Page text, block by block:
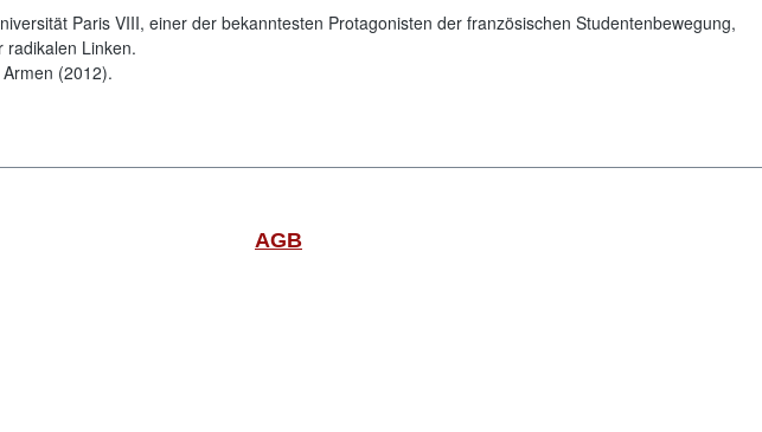
Paris VIII, einer der bekanntesten Protagonisten der französischen Studentenbewegung,
radikalen Linken.
(2012).
AGB